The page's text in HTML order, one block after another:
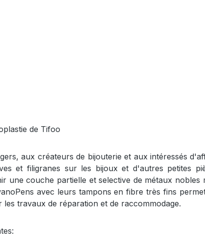
de Tifoo
aux créateurs de bijouterie et aux intéressés
et filigranes sur les bijoux et d'autres petites
une couche partielle et selective de métaux
avec leurs tampons en fibre très fins
travaux de réparation et de raccommodage.